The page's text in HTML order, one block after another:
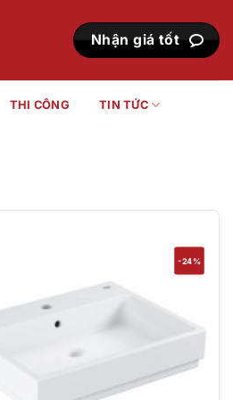
Nhận giá tốt
THI CÔNG TIN TỨC
-24%